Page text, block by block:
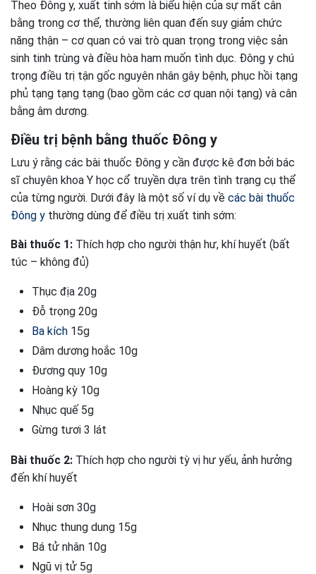
Theo Đông y, xuất tinh sớm là biểu hiện của sự mất cân
bằng trong cơ thể, thường liên quan đến suy giảm chức
năng thận – cơ quan có vai trò quan trọng trong việc sản
sinh tinh trùng và điều hòa ham muốn tình dục. Đông y chú
trọng điều trị tận gốc nguyên nhân gây bệnh, phục hồi tạng
phủ tạng tạng tạng (bao gồm các cơ quan nội tạng) và cân
bằng âm dương.
Điều trị bệnh bằng thuốc Đông y
Lưu ý rằng các bài thuốc Đông y cần được kê đơn bởi bác
sĩ chuyên khoa Y học cổ truyền dựa trên tình trạng cụ thể
của từng người. Dưới đây là một số ví dụ về các bài thuốc
Đông y thường dùng để điều trị xuất tinh sớm:
Bài thuốc 1: Thích hợp cho người thận hư, khí huyết (bất
túc – không đủ)
Thục địa 20g
Đỗ trọng 20g
Ba kích 15g
Dâm dương hoắc 10g
Đương quy 10g
Hoàng kỳ 10g
Nhục quế 5g
Gừng tươi 3 lát
Bài thuốc 2: Thích hợp cho người tỳ vị hư yếu, ảnh hưởng
đến khí huyết
Hoài sơn 30g
Nhục thung dung 15g
Bá tử nhân 10g
Ngũ vị tử 5g